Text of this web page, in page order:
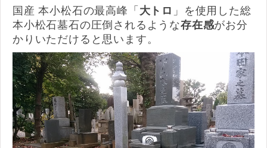
国産 本小松石の最高峰「 大トロ 」を使用した総
本小松石墓石の圧倒されるような存在感がお分
かりいただけると思います。